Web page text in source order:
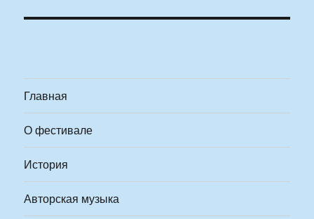
Главная
О фестивале
История
Авторская музыка